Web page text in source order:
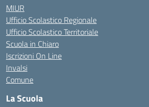
MIUR
Ufficio Scolastico Regionale
Ufficio Scolastico Territoriale
Scuola in Chiaro
Iscrizioni On Line
Invalsi
Comune
La Scuola